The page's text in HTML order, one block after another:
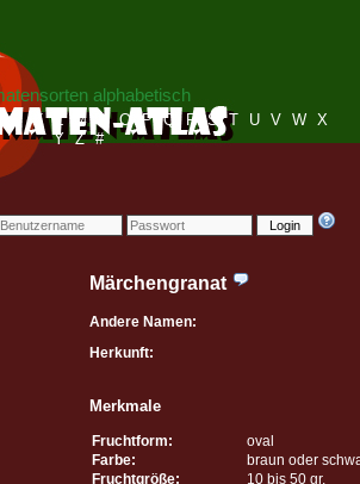
Login
alphabetisch
I J K L M N O P Q R S T U V W X
Y Z #
Märchengranat
Andere Namen:
Herkunft:
Merkmale
Fruchtform:
oval
Farbe:
braun oder
Fruchtgröße:
10 bis 50 gr.